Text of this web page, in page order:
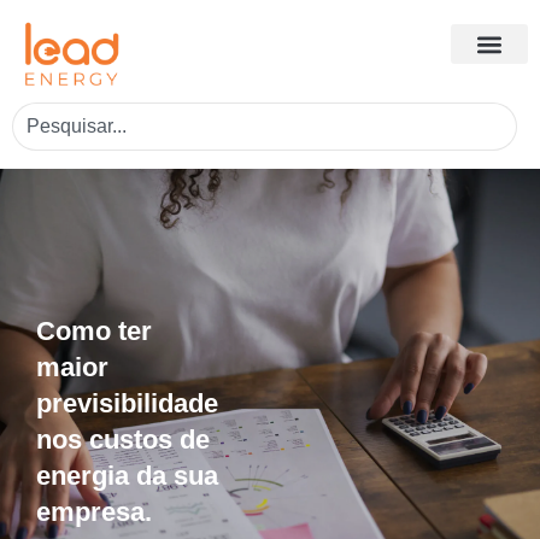
Como ter
maior
previsibilidade
nos custos de
energia da sua
empresa.